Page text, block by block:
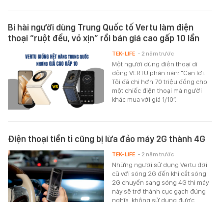
Bi hài người dùng Trung Quốc tố Vertu làm điện
thoại “ruột đểu, vỏ xịn” rồi bán giá cao gấp 10 lần
Một người dùng điện thoại di
động VERTU phàn nàn: "Cạn lời.
Tôi đã chi hơn 70 triệu đồng cho
một chiếc điện thoại mà người
khác mua với giá 1/10”.
TEK-LIFE - 2 năm trước
Điện thoại tiền tỉ cũng bị lừa đảo máy 2G thành 4G
Những người sử dụng Vertu đời
cũ với sóng 2G đến khi cắt sóng
2G chuyển sang sóng 4G thì máy
này sẽ trở thành cục gạch đúng
nghĩa, không sử dụng được.
TEK-LIFE - 2 năm trước